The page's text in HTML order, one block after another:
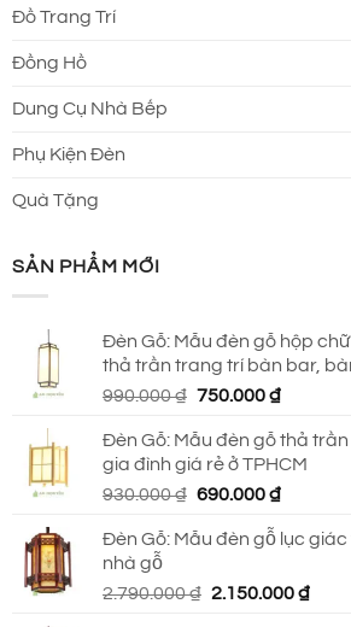
Đồ Trang Trí
Đồng Hồ
Dung Cụ Nhà Bếp
Phụ Kiện Đèn
Quà Tặng
SẢN PHẨM MỚI
Đèn Gỗ: Mẫu đèn gỗ hộp
thả trần trang trí bàn bar,
990.000₫ Giá
là:
990.000 ₫.
750.000₫Giá
tại
là:
750.000
Đèn Gỗ: Mẫu đèn gỗ thả
gia đình giá rẻ ở TPHCM
930.000₫ Giá
là:
690.000₫Giá
tại
690.000
Đèn Gỗ: Mẫu đèn gỗ lục
nhà gỗ
2.790.000₫ Giá
2.150.000₫Giá